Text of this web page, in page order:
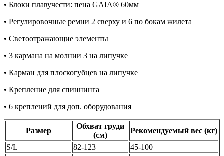
• Блоки плавучести: пена GAIA® 60мм
• Регулировочные ремни 2 сверху и 6 по бокам жилета
• Светоотражающие элементы
• 3 кармана на молнии 3 на липучке
• Карман для плоскогубцев на липучке
• Крепление для спиннинга
• 6 креплений для доп. оборудования
Размер
Обхват груди
(см)
Рекомендуемый вес (кг)
S/L
82-123
45-100